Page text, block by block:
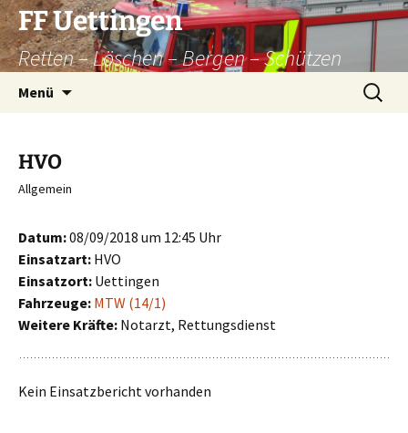
Zum
Inhalt
springen
FF Uettingen
Retten – Löschen – Bergen – Schützen
Menü
Suchen
nach:
HVO
Allgemein
Datum:08/09/2018 um 12:45 Uhr
Einsatzart: HVO
Einsatzort: Uettingen
Fahrzeuge: MTW (14/1)
Weitere Kräfte: Notarzt, Rettungsdienst
Kein Einsatzbericht vorhanden